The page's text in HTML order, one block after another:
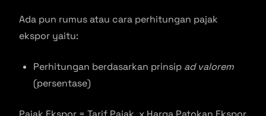
Ada pun rumus atau cara perhitungan pajak
ekspor yaitu:
Perhitungan berdasarkan prinsip ad valorem
(persentase)